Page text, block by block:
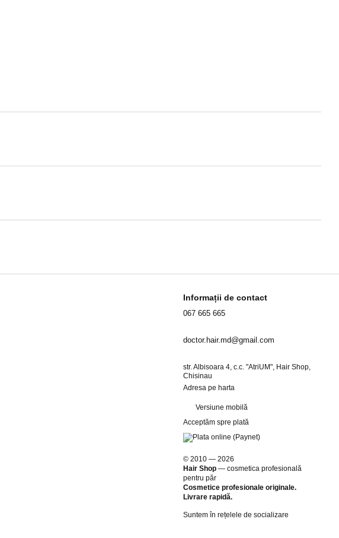
Informații de contact
067 665 665
doctor.hair.md@gmail.com
str. Albisoara 4, c.c. "AtriUM", Hair Shop,
Chisinau
Adresa pe harta
Versiune mobilă
Acceptăm spre plată
© 2010 — 2026
Hair Shop —cosmetica profesională
pentru păr
Cosmetice profesionale originale.
Livrare rapidă.
Suntem în rețelele de socializare